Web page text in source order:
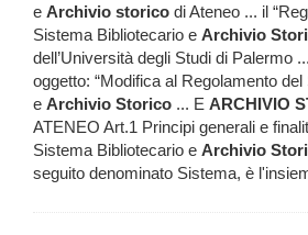
e Archivio storico di Ateneo ... il
Sistema Bibliotecario e Archivio
dell’Università degli Studi di Palermo
oggetto: “Modifica al Regolamento
e Archivio Storico ... E ARCHIVIO
ATENEO Art.1 Principi generali e
Sistema Bibliotecario e Archivio
seguito denominato Sistema, è